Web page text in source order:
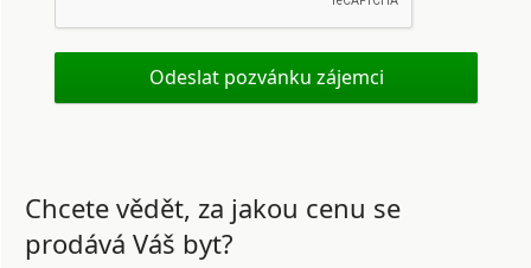
Chcete vědět, za jakou cenu se
prodává Váš byt?